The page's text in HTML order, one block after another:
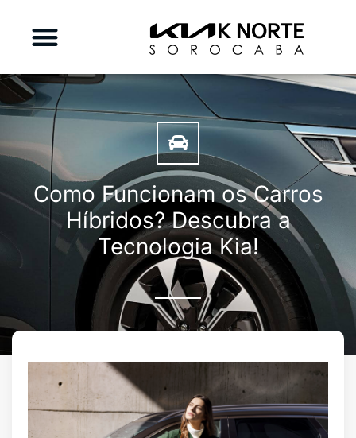
Como Funcionam os Carros
Híbridos? Descubra a
Tecnologia Kia!